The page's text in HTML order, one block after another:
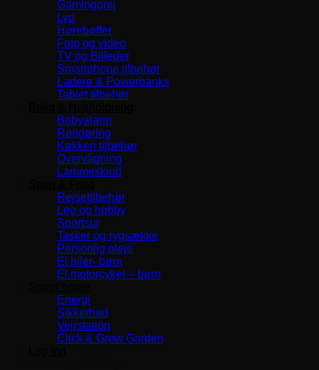
Gaminggrej
Lyd
Hørebøffer
Foto og video
TV og Billeder
Smartphone tilbehør
Ladere & Powerbanks
Tablet tilbehør
Babyalarm
Rengøring
Køkken tilbehør
Overvågning
Lammeskind
Rejsetilbehør
Leg og hobby
Sportsur
Tasker og rygsække
Personlig pleje
El biler- børn
El motorcykel – børn
Energi
Sikkerhed
Vejrstation
Click & Grow Garden